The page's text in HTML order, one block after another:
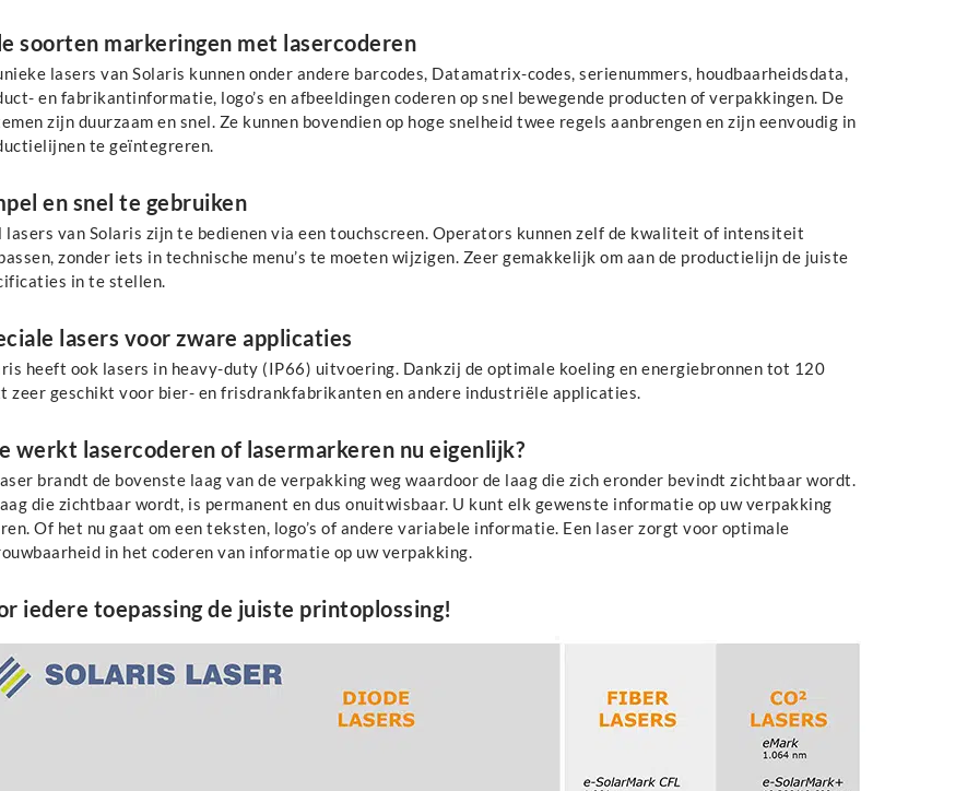
soorten markeringen met lasercoderen
lasers van Solaris kunnen onder andere barcodes, Datamatrix-codes, serienummers, houdbaarheidsdata,
en fabrikantinformatie, logo’s en afbeeldingen coderen op snel bewegende producten of verpakkingen. De
zijn duurzaam en snel. Ze kunnen bovendien op hoge snelheid twee regels aanbrengen en zijn eenvoudig in
te geïntegreren.
en snel te gebruiken
lasers van Solaris zijn te bedienen via een touchscreen. Operators kunnen zelf de kwaliteit of intensiteit
zonder iets in technische menu’s te moeten wijzigen. Zeer gemakkelijk om aan de productielijn de juiste
in te stellen.
lasers voor zware applicaties
heeft ook lasers in heavy-duty (IP66) uitvoering. Dankzij de optimale koeling en energiebronnen tot 120
zeer geschikt voor bier- en frisdrankfabrikanten en andere industriële applicaties.
werkt lasercoderen of lasermarkeren nu eigenlijk?
brandt de bovenste laag van de verpakking weg waardoor de laag die zich eronder bevindt zichtbaar wordt.
die zichtbaar wordt, is permanent en dus onuitwisbaar. U kunt elk gewenste informatie op uw verpakking
Of het nu gaat om een teksten, logo’s of andere variabele informatie. Een laser zorgt voor optimale
in het coderen van informatie op uw verpakking.
iedere toepassing de juiste printoplossing!